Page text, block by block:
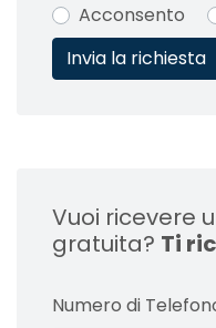
Acconsento
Vuoi ricevere
gratuita? Ti
Numero di